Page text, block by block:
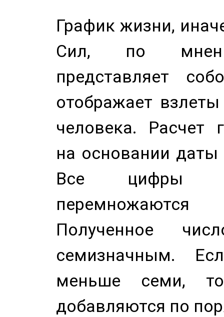
График жизни,
Сил, по
представляет
отображает
человека. Расчет
на основании
Все цифры
Полученное
семизначным.
меньше семи,
добавляются по